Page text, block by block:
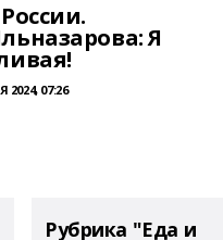
Я
2024, 07:26
Рубрика "Еда и